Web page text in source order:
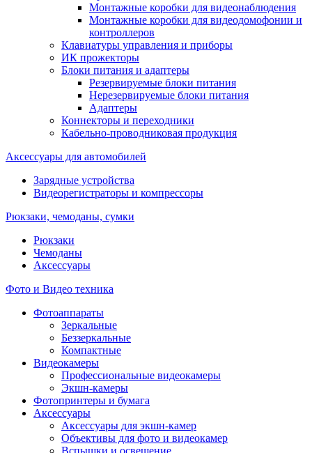
Монтажные коробки для видеонаблюдения
Монтажные коробки для видеодомофонии и
контроллеров
Клавиатуры управления и приборы
ИК прожекторы
Блоки питания и адаптеры
Резервируемые блоки питания
Нерезервируемые блоки питания
Адаптеры
Коннекторы и переходники
Кабельно-проводниковая продукция
Аксессуары для автомобилей
Зарядные устройства
Видеорегистраторы и компрессоры
Рюкзаки, чемоданы, сумки
Рюкзаки
Чемоданы
Аксессуары
Фото и Видео техника
Фотоаппараты
Зеркальные
Беззеркальные
Компактные
Видеокамеры
Профессиональные видеокамеры
Экшн-камеры
Фотопринтеры и бумага
Аксессуары
Аксессуары для экшн-камер
Объективы для фото и видеокамер
Вспышки и освещение